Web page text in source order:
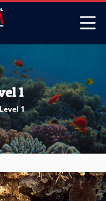
1
1